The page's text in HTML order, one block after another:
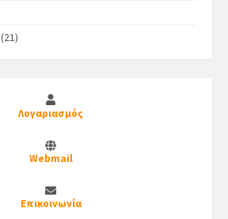
(21)
Λογαριασμός
Webmail
Επικοινωνία